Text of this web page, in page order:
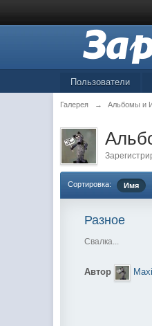
Пользователи
Галерея → Альбомы и
Сортировка: Имя
Разное
Свалка...
Автор